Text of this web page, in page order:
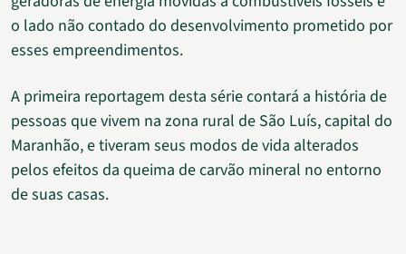
o lado não contado do desenvolvimento prometido por
esses empreendimentos.
A primeira reportagem desta série contará a história de
pessoas que vivem na zona rural de São Luís, capital do
Maranhão, e tiveram seus modos de vida alterados
pelos efeitos da queima de carvão mineral no entorno
de suas casas.